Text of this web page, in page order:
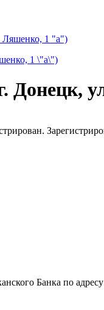
Ляшенко, 1 "а")
Донецк,
Банка по